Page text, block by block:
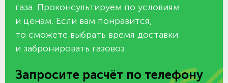
газа. Проконсультируем по условиям
и ценам. Если вам понравится,
то сможете выбрать время доставки
и забронировать газовоз.
Запросите расчёт по телефону